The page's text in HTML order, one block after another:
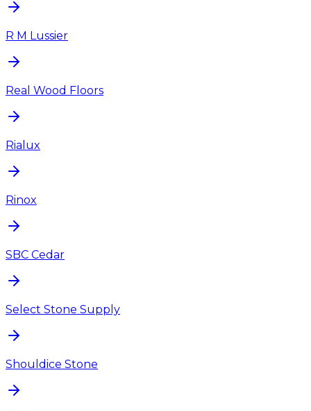
R M Lussier
Real Wood Floors
Rialux
Rinox
SBC Cedar
Select Stone Supply
Shouldice Stone